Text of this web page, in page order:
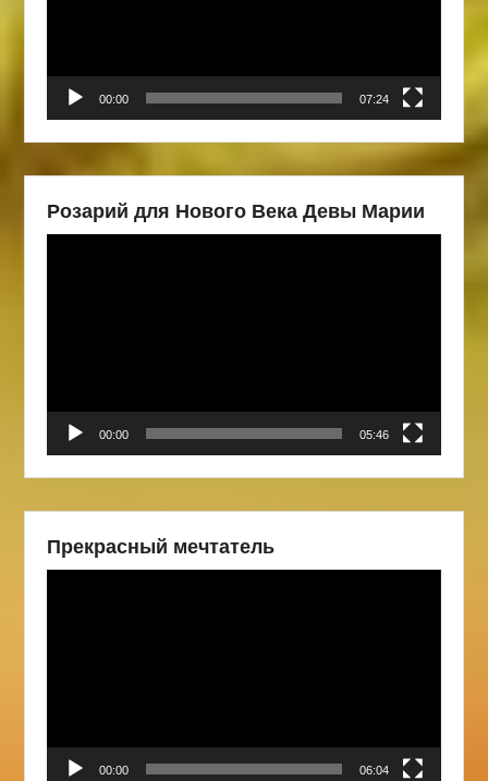
00:00 07:24
Розарий для Нового Века Девы Марии
00:00 05:46
Прекрасный мечтатель
00:00 06:04